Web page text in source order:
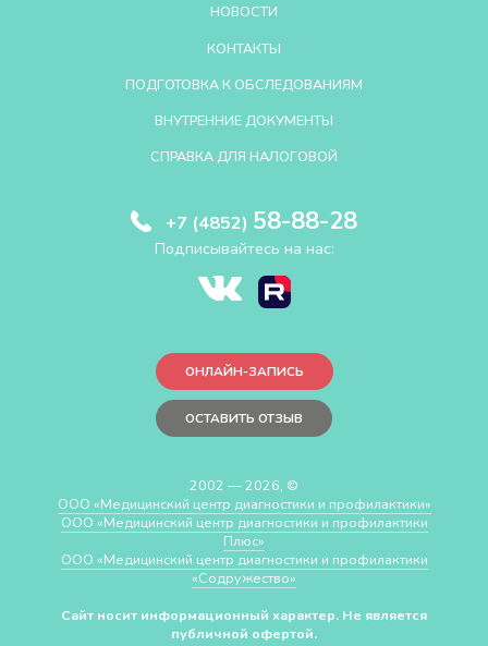
НОВОСТИ
КОНТАКТЫ
ПОДГОТОВКА К ОБСЛЕДОВАНИЯМ
ВНУТРЕННИЕ ДОКУМЕНТЫ
СПРАВКА ДЛЯ НАЛОГОВОЙ
+7 (4852) 58-88-28
Подписывайтесь на нас:
ОНЛАЙН-ЗАПИСЬ
ОСТАВИТЬ ОТЗЫВ
2002 — 2026, ©
ООО «Медицинский центр диагностики и профилактики»
ООО «Медицинский центр диагностики и профилактики
Плюс»
ООО «Медицинский центр диагностики и профилактики
«Cодружество»
Сайт носит информационный характер. Не является
публичной офертой.